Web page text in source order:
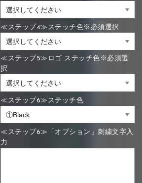
≪ステップ4≫ステッチ色※必須選択
≪ステップ5≫ロゴ ステッチ色※必須選
択
≪ステップ6≫ステッチ色
≪ステップ6≫「オプション」刺繍文字入
力